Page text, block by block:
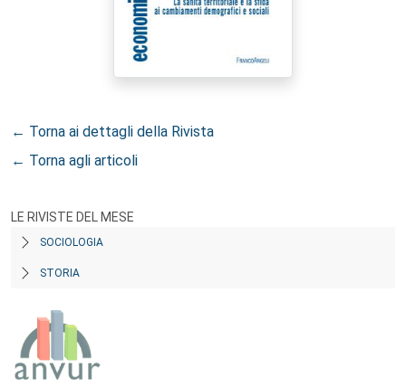
← Torna ai dettagli della Rivista
← Torna agli articoli
LE RIVISTE DEL MESE
SOCIOLOGIA
STORIA